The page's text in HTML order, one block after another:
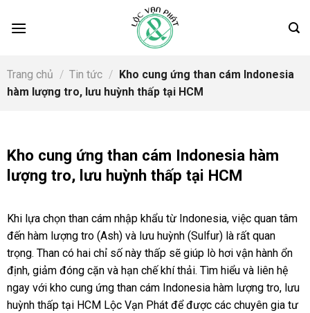
Trang chủ / Tin tức / Kho cung ứng than cám Indonesia
hàm lượng tro, lưu huỳnh thấp tại HCM
Kho cung ứng than cám Indonesia hàm
lượng tro, lưu huỳnh thấp tại HCM
Khi lựa chọn than cám nhập khẩu từ Indonesia, việc quan tâm
đến hàm lượng tro (Ash) và lưu huỳnh (Sulfur) là rất quan
trọng. Than có hai chỉ số này thấp sẽ giúp lò hơi vận hành ổn
định, giảm đóng cặn và hạn chế khí thải. Tìm hiểu và liên hệ
ngay với kho cung ứng than cám Indonesia hàm lượng tro, lưu
huỳnh thấp tại HCM Lộc Vạn Phát để được các chuyên gia tư